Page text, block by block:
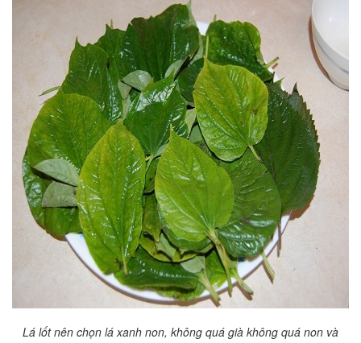
Lá lốt nên chọn lá xanh non, không quá già không quá non và